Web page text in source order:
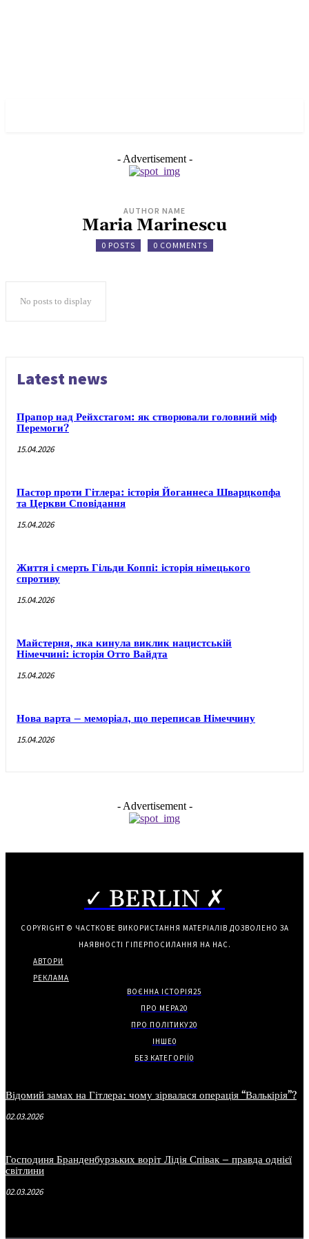
- Advertisement -
AUTHOR NAME
Maria Marinescu
0 POSTS 0 COMMENTS
No posts to display
Latest news
Прапор над Рейхстагом: як створювали головний міф
Перемоги?
15.04.2026
Пастор проти Гітлера: історія Йоганнеса Шварцкопфа
та Церкви Сповідання
15.04.2026
Життя і смерть Гільди Коппі: історія німецького
спротиву
15.04.2026
Майстерня, яка кинула виклик нацистській
Німеччині: історія Отто Вайдта
15.04.2026
Нова варта – меморіал, що переписав Німеччину
15.04.2026
- Advertisement -
✓ BERLIN ✗
COPYRIGHT © ЧАСТКОВЕ ВИКОРИСТАННЯ МАТЕРІАЛІВ ДОЗВОЛЕНО ЗА
НАЯВНОСТІ ГІПЕРПОСИЛАННЯ НА НАС.
АВТОРИ
РЕКЛАМА
ВОЄННА ІСТОРІЯ25
ПРО МЕРА20
ПРО ПОЛІТИКУ20
ІНШЕ0
БЕЗ КАТЕГОРІЇ0
Відомий замах на Гітлера: чому зірвалася операція “Валькірія”?
02.03.2026
Господиня Бранденбурзьких воріт Лідія Співак – правда однієї
світлини
02.03.2026